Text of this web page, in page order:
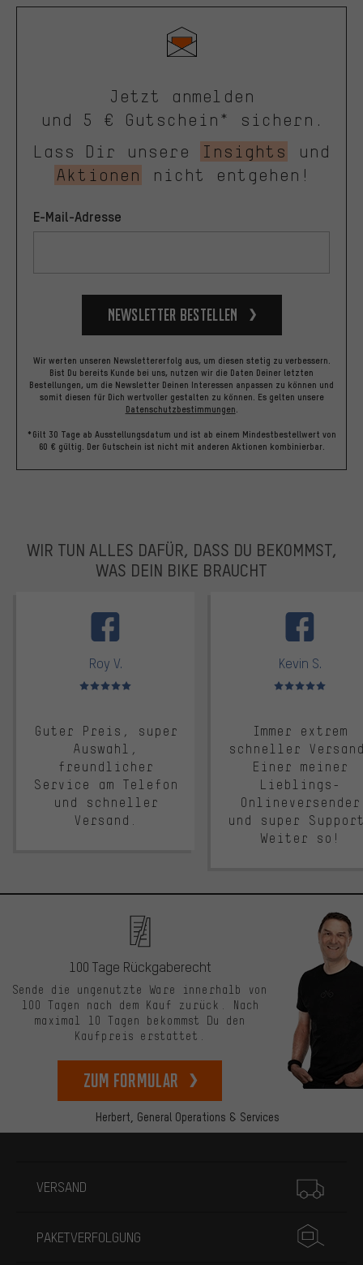
Jetzt anmelden
und 5 € Gutschein* sichern.
Lass Dir unsere
Insights
und
Aktionen
nicht entgehen!
E-Mail-Adresse
Newsletter bestellen
Wir werten unseren Newslettererfolg aus, um diesen stetig zu verbessern.
Bist Du bereits Kunde bei uns, nutzen wir die Daten Deiner letzten
Bestellungen, um die Newsletter Deinen Interessen anpassen zu können und
somit diesen für Dich wertvoller gestalten zu können. Es gelten unsere
Datenschutzbestimmungen.
*Gilt 30 Tage ab Ausstellungsdatum und ist ab einem Mindestbestellwert von
60 € gültig. Der Gutschein ist nicht mit anderen Aktionen kombinierbar.
WIR TUN ALLES DAFÜR, DASS DU BEKOMMST,
WAS DEIN BIKE BRAUCHT
Roy V.
Bewertungen: 5 von 5
Guter Preis, super
Auswahl,
freundlicher
Service am Telefon
und schneller
Versand.
Kevin S.
Bewertungen: 5 von 5
Immer extrem
schneller
Einer meiner
Lieblings-
Onlineversender
und super
Weiter so!
Herbert, General Operations & Services
100 Tage Rückgaberecht
Sende die ungenutzte Ware innerhalb von
100 Tagen nach dem Kauf zurück. Nach
maximal 10 Tagen bekommst Du den
Kaufpreis erstattet.
zum Formular
VERSAND
PAKETVERFOLGUNG